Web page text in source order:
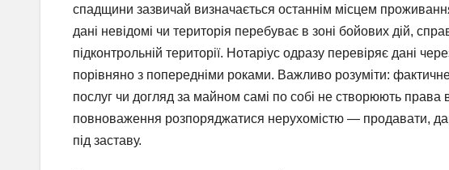
спадщини зазвичай визначається останнім місцем
дані невідомі чи територія перебуває в зоні бойових дій,
підконтрольній території. Нотаріус одразу перевіряє дані
порівняно з попередніми роками. Важливо розуміти:
послуг чи догляд за майном самі по собі не створюють
повноваження розпоряджатися нерухомістю — продавати,
під заставу.